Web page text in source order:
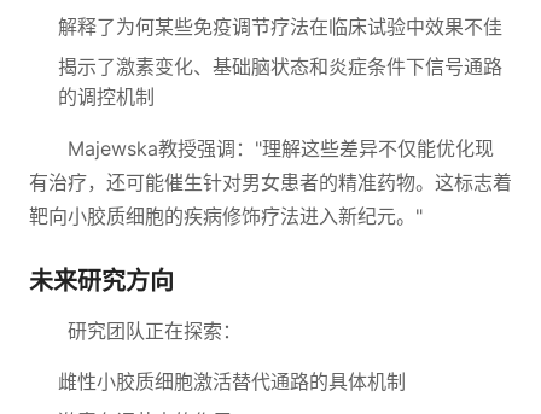
解释了为何某些免疫调节疗法在临床试验中效果不佳
揭示了激素变化、基础脑状态和炎症条件下信号通路
的调控机制
Majewska教授强调："理解这些差异不仅能优化现
有治疗，还可能催生针对男女患者的精准药物。这标志着
靶向小胶质细胞的疾病修饰疗法进入新纪元。"
未来研究方向
研究团队正在探索：
雌性小胶质细胞激活替代通路的具体机制